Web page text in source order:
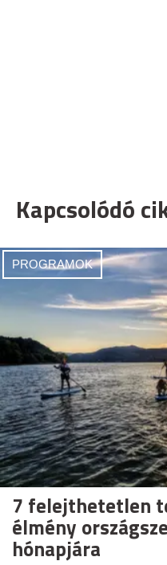
Kapcsolódó
PROGRAMOK
7 felejthetetlen
élmény
hónapjára